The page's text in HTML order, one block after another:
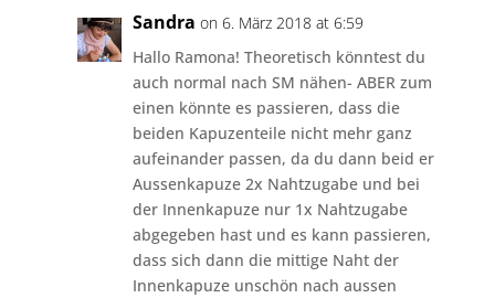
Sandra on 6. März 2018 at 6:59
Hallo Ramona! Theoretisch könntest du
auch normal nach SM nähen- ABER zum
einen könnte es passieren, dass die
beiden Kapuzenteile nicht mehr ganz
aufeinander passen, da du dann beid er
Aussenkapuze 2x Nahtzugabe und bei
der Innenkapuze nur 1x Nahtzugabe
abgegeben hast und es kann passieren,
dass sich dann die mittige Naht der
Innenkapuze unschön nach aussen